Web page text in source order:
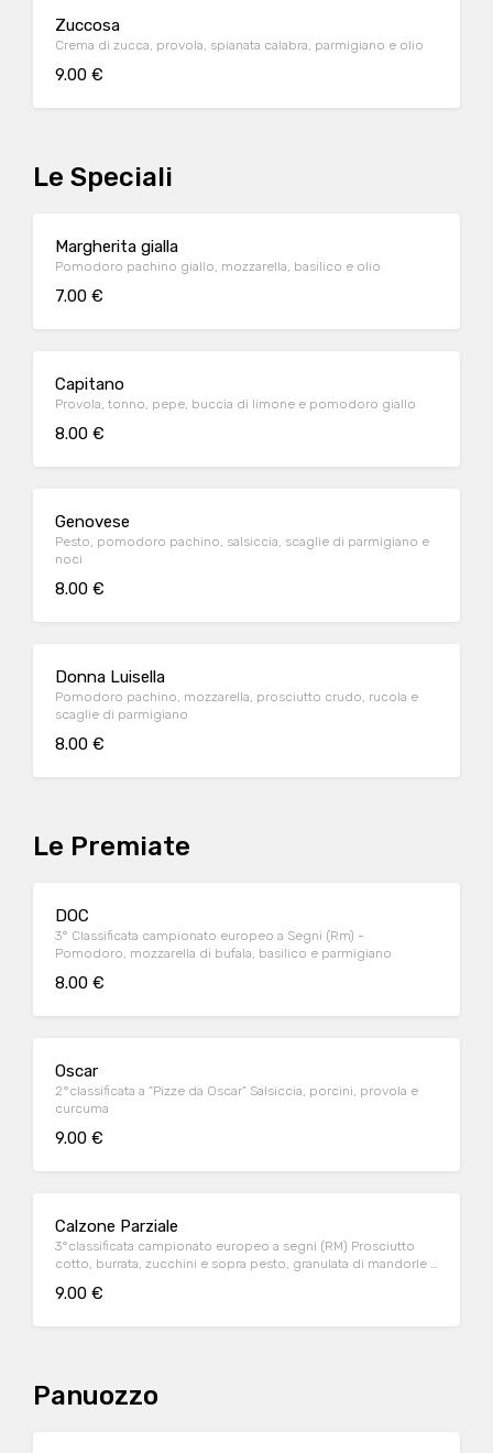
Zuccosa
Crema di zucca, provola, spianata calabra, parmigiano e olio
9.00 €
Le Speciali
Margherita gialla
Pomodoro pachino giallo, mozzarella, basilico e olio
7.00 €
Capitano
Provola, tonno, pepe, buccia di limone e pomodoro giallo
8.00 €
Genovese
Pesto, pomodoro pachino, salsiccia, scaglie di parmigiano e
noci
8.00 €
Donna Luisella
Pomodoro pachino, mozzarella, prosciutto crudo, rucola e
scaglie di parmigiano
8.00 €
Le Premiate
DOC
3° Classificata campionato europeo a Segni (Rm) -
Pomodoro, mozzarella di bufala, basilico e parmigiano
8.00 €
Oscar
2°classificata a "Pizze da Oscar" Salsiccia, porcini, provola e
curcuma
9.00 €
Calzone Parziale
3°classificata campionato europeo a segni (RM) Prosciutto
cotto, burrata, zucchini e sopra pesto, granulata di mandorle e
9.00 €
Panuozzo